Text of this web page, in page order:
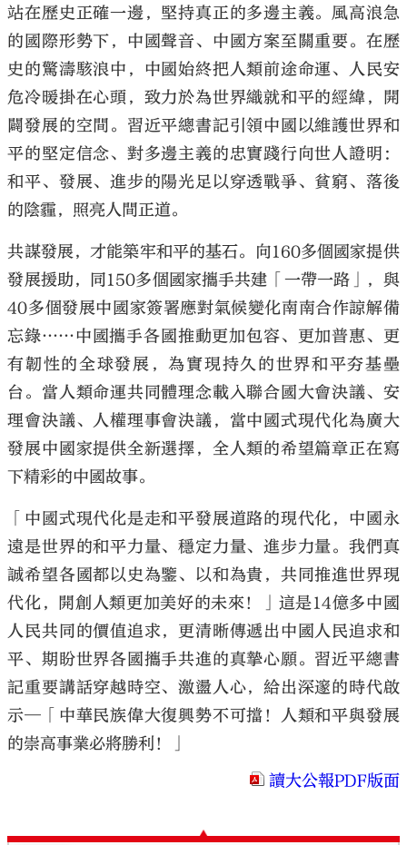
站在歷史正確一邊，堅持真正的多邊主義。風高浪急
的國際形勢下，中國聲音、中國方案至關重要。在歷
史的驚濤駭浪中，中國始終把人類前途命運、人民安
危冷暖掛在心頭，致力於為世界織就和平的經緯，開
闢發展的空間。習近平總書記引領中國以維護世界和
平的堅定信念、對多邊主義的忠實踐行向世人證明：
和平、發展、進步的陽光足以穿透戰爭、貧窮、落後
的陰霾，照亮人間正道。
共謀發展，才能築牢和平的基石。向160多個國家提供
發展援助，同150多個國家攜手共建「一帶一路」，與
40多個發展中國家簽署應對氣候變化南南合作諒解備
忘錄……中國攜手各國推動更加包容、更加普惠、更
有韌性的全球發展，為實現持久的世界和平夯基壘
台。當人類命運共同體理念載入聯合國大會決議、安
理會決議、人權理事會決議，當中國式現代化為廣大
發展中國家提供全新選擇，全人類的希望篇章正在寫
下精彩的中國故事。
「中國式現代化是走和平發展道路的現代化，中國永
遠是世界的和平力量、穩定力量、進步力量。我們真
誠希望各國都以史為鑒、以和為貴，共同推進世界現
代化，開創人類更加美好的未來！」這是14億多中國
人民共同的價值追求，更清晰傳遞出中國人民追求和
平、期盼世界各國攜手共進的真摯心願。習近平總書
記重要講話穿越時空、激盪人心，給出深邃的時代啟
示─「中華民族偉大復興勢不可擋！人類和平與發展
的崇高事業必將勝利！」
讀大公報PDF版面